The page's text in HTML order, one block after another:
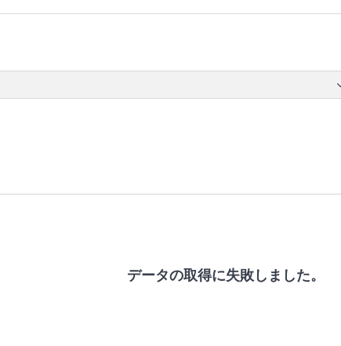
データの取得に失敗しました。